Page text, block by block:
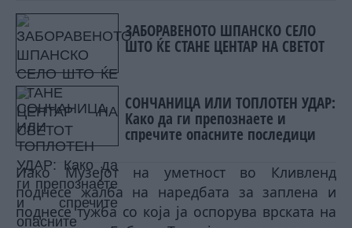
ЗАБОРАВЕНОТО ШПАНСКО СЕЛО
ШТО ЌЕ СТАНЕ ЦЕНТАР НА СВЕТОТ
СОНЧАНИЦА ИЛИ ТОПЛОТЕН УДАР:
Како да ги препознаете и
спречите опасните последици
Иако Музејот на уметност во Кливленд
поднесе жалба на наредбата за заплена и
поднесе тужба со која ја оспорува врската на